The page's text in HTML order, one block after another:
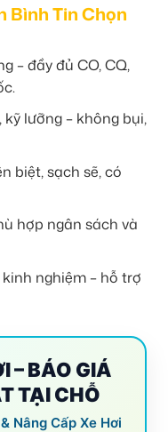
Bình Tin Chọn
– đầy đủ CO, CQ,
lưỡng – không bụi,
biệt, sạch sẽ, có
hợp ngân sách và
nghiệm – hỗ trợ
– BÁO GIÁ
TẠI CHỖ
Nâng Cấp Xe Hơi